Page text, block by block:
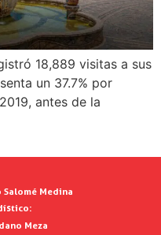
18,889 visitas a sus
un 37.7% por
antes de la
Medina
Meza